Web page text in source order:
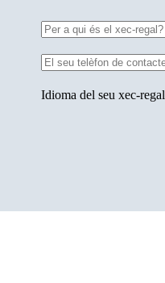
Idioma del seu xec-regal